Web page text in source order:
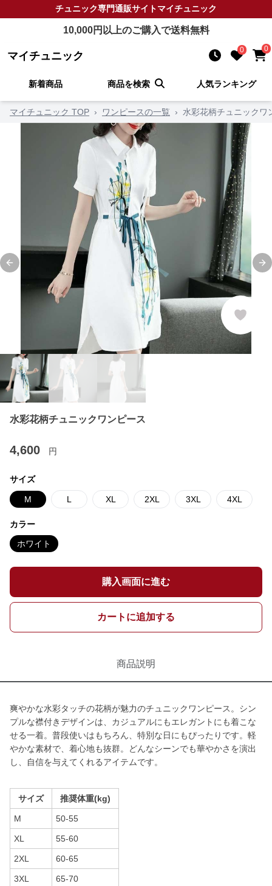
チュニック専門通販サイトマイチュニック
10,000円以上のご購入で送料無料
マイチュニック 0 0
新着商品 商品を検索 人気ランキング
マイチュニック TOP › ワンピースの一覧 › 水彩花柄チュニックワ
Previous slide
水彩花柄チュニックワンピース
4,600 円
サイズ
M L XL 2XL 3XL 4XL
カラー
ホワイト
購入画面に進む
カートに追加する
商品説明
爽やかな水彩タッチの花柄が魅力のチュニックワンピース。シン
プルな襟付きデザインは、カジュアルにもエレガントにも着こな
せる一着。普段使いはもちろん、特別な日にもぴったりです。軽
やかな素材で、着心地も抜群。どんなシーンでも華やかさを演出
し、自信を与えてくれるアイテムです。
サイズ 推奨体重(kg)
M 50-55
XL 55-60
2XL 60-65
3XL 65-70